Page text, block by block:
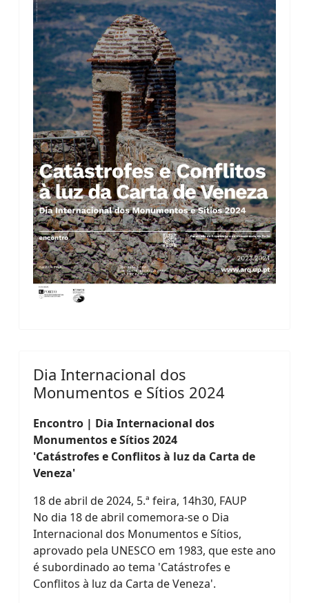
Dia Internacional dos
Monumentos e Sítios 2024
Encontro | Dia Internacional dos
Monumentos e Sítios 2024
'Catástrofes e Conflitos à luz da Carta de
Veneza'
18 de abril de 2024, 5.ª feira, 14h30, FAUP
No dia 18 de abril comemora-se o Dia
Internacional dos Monumentos e Sítios,
aprovado pela UNESCO em 1983, que este ano
é subordinado ao tema 'Catástrofes e
Conflitos à luz da Carta de Veneza'.